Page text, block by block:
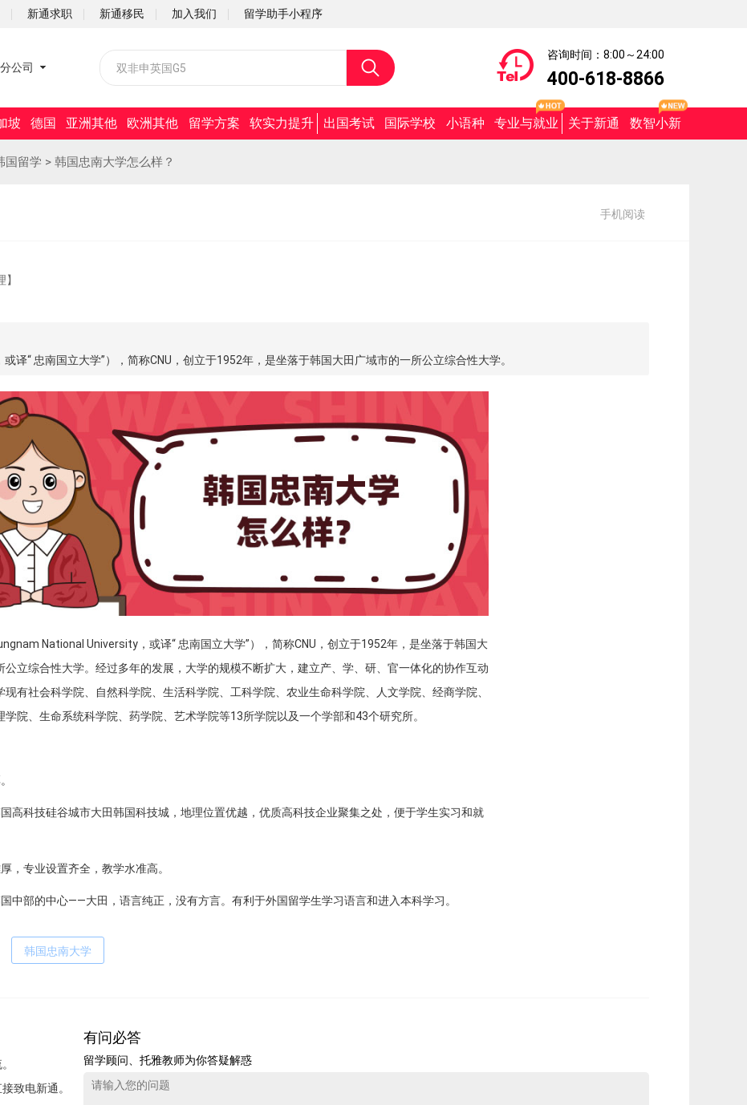
新通求职 新通移民 加入我们
社会招聘
留学助手小程序
公司
咨询时间：8:00～24:00
400-618-8866
坡 德国 亚洲其他 欧洲其他 留学方案 软实力提升 出国考试 国际学校 小语种 专业与就业 关于新通 数智小新
国留学 > 韩国忠南大学怎么样？
手机阅读
译“ 忠南国立大学”），简称CNU，创立于1952年，是坐落于韩国大田广域市的一所公立综合性大学。
National University，或译“ 忠南国立大学”），简称CNU，创立于1952年，是坐落于韩国大
公立综合性大学。经过多年的发展，大学的规模不断扩大，建立产、学、研、官一体化的协作互动
现有社会科学院、自然科学院、生活科学院、工科学院、农业生命科学院、人文学院、经商学院、
学院、生命系统科学院、药学院、艺术学院等13所学院以及一个学部和43个研究所。
高科技硅谷城市大田韩国科技城，地理位置优越，优质高科技企业聚集之处，便于学生实习和就
，专业设置齐全，教学水准高。
中部的中心——大田，语言纯正，没有方言。有利于外国留学生学习语言和进入本科学习。
韩国忠南大学
致电新通。
有问必答
留学顾问、托雅教师为你答疑解惑